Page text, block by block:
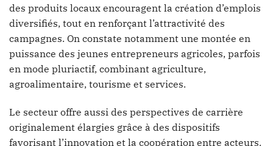
des produits locaux encouragent la création d’emplois
diversifiés, tout en renforçant l’attractivité des
campagnes. On constate notamment une montée en
puissance des jeunes entrepreneurs agricoles, parfois
en mode pluriactif, combinant agriculture,
agroalimentaire, tourisme et services.
Le secteur offre aussi des perspectives de carrière
originalement élargies grâce à des dispositifs
favorisant l’innovation et la coopération entre acteurs.